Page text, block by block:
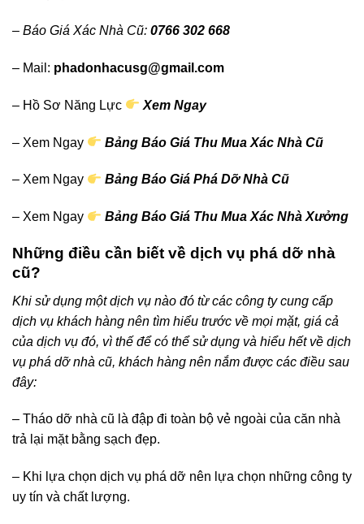
– Báo Giá Xác Nhà Cũ: 0766 302 668
– Mail: phadonhacusg@gmail.com
– Hồ Sơ Năng Lực Xem Ngay
– Xem Ngay Bảng Báo Giá Thu Mua Xác Nhà Cũ
– Xem Ngay Bảng Báo Giá Phá Dỡ Nhà Cũ
– Xem Ngay Bảng Báo Giá Thu Mua Xác Nhà Xưởng
Những điều cần biết về dịch vụ phá dỡ nhà
cũ?
Khi sử dụng một dịch vụ nào đó từ các công ty cung cấp
dịch vụ khách hàng nên tìm hiểu trước về mọi mặt, giá cả
của dịch vụ đó, vì thế để có thể sử dụng và hiểu hết về dịch
vụ phá dỡ nhà cũ, khách hàng nên nắm được các điều sau
đây:
– Tháo dỡ nhà cũ là đập đi toàn bộ vẻ ngoài của căn nhà
trả lại mặt bằng sạch đẹp.
– Khi lựa chọn dịch vụ phá dỡ nên lựa chọn những công ty
uy tín và chất lượng.